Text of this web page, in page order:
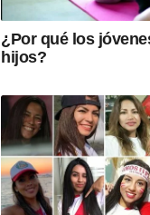
¿Por qué los
hijos?